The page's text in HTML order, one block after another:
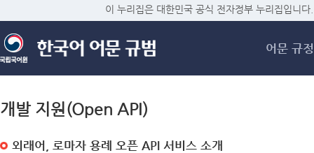
메
이 누리집은 대한민국 공식 전자정부 누리집입니다.
어문 규정
개발 지원(Open API)
외래어, 로마자 용례 오픈 API 서비스 소개